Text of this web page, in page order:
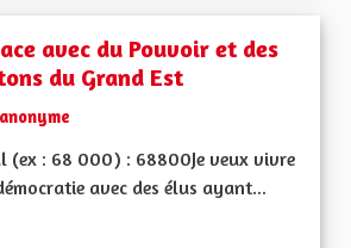
avec du Pouvoir et des
du Grand Est
(ex : 68 000) : 68800Je veux vivre
avec des élus ayant...
de la catégorie : Autres